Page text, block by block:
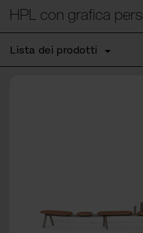
HPL con grafica
Lista dei prodotti